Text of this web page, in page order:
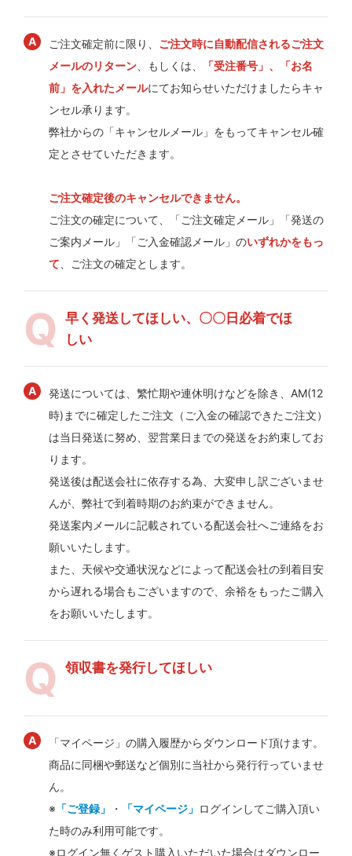
ご注文確定前に限り、 ご注文時に自動配信されるご注文
メールのリターン 、もしくは、
「受注番号」、「お名
前」を入れたメールにてお知らせいただけましたらキャ
ンセル承ります。
弊社からの「キャンセルメール」をもってキャンセル確
定とさせていただきます。
ご注文確定後のキャンセルできません。
ご注文の確定について、「ご注文確定メール」「発送の
ご案内メール」「ご入金確認メール」のいずれかをもっ
て 、ご注文の確定とします。
早く発送してほしい、〇〇日必着でほ
しい
発送については、繁忙期や連休明けなどを除き、AM(12
時)までに確定したご注文（ご入金の確認できたご注文）
は当日発送に努め、翌営業日までの発送をお約束してお
ります。
発送後は配送会社に依存する為、大変申し訳ございませ
んが、弊社で到着時期のお約束ができません。
発送案内メールに記載されている配送会社へご連絡をお
願いいたします。
また、天候や交通状況などによって配送会社の到着目安
から遅れる場合もございますので、余裕をもったご購入
をお願いいたします。
領収書を発行してほしい
「マイページ」の購入履歴からダウンロード頂けます。
商品に同梱や郵送など個別に当社から発行行っていませ
ん。
※ 「ご登録」 ・ 「マイページ」 ログインしてご購入頂い
た時のみ利用可能です。
※ログイン無くゲスト購入いただいた場合はダウンロー